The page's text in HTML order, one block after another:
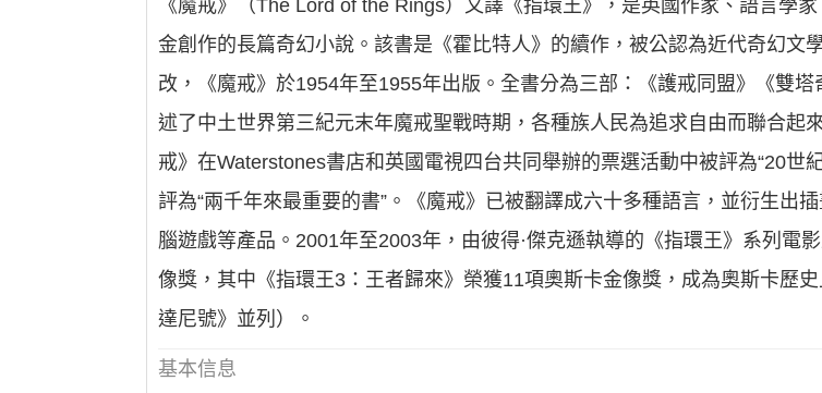
《魔戒》（The Lord of the Rings）又譯《指環王》，是英國作家、語言學
金創作的長篇奇幻小說。該書是《霍比特人》的續作，被公認為近代奇幻文
改，《魔戒》於1954年至1955年出版。全書分為三部：《護戒同盟》《雙
述了中土世界第三紀元末年魔戒聖戰時期，各種族人民為追求自由而聯合起
戒》在Waterstones書店和英國電視四台共同舉辦的票選活動中被評為“20世
評為“兩千年來最重要的書”。《魔戒》已被翻譯成六十多種語言，並衍生出
腦遊戲等產品。2001年至2003年，由彼得·傑克遜執導的《指環王》系列電
像獎，其中《指環王3：王者歸來》榮獲11項奧斯卡金像獎，成為奧斯卡歷
達尼號》並列）。
基本信息